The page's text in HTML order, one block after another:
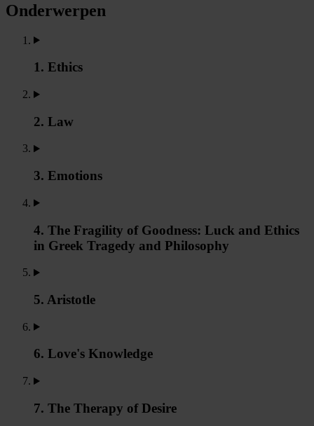
Onderwerpen
1. Ethics
2. Law
3. Emotions
4. The Fragility of Goodness: Luck and Ethics
in Greek Tragedy and Philosophy
5. Aristotle
6. Love's Knowledge
7. The Therapy of Desire